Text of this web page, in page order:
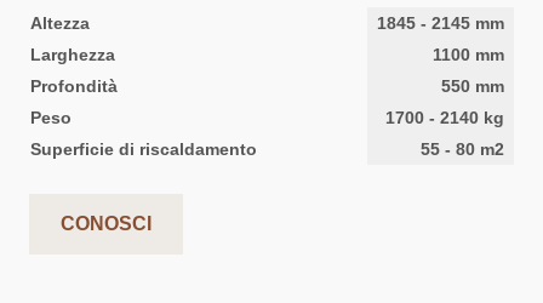
Altezza 1845 - 2145 mm
Larghezza
1100 mm
Profondità
550 mm
Peso
1700 - 2140 kg
Superficie di riscaldamento
55 - 80 m2
CONOSCI